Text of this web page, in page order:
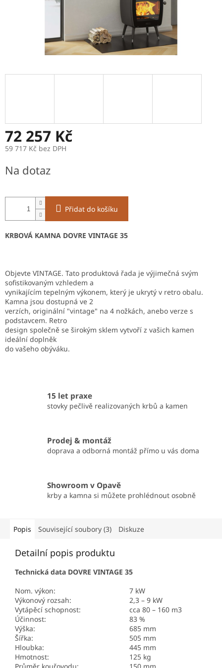
72 257 Kč
59 717 Kč bez DPH
cena:
Na dotaz
Přidat do košíku
KRBOVÁ KAMNA DOVRE VINTAGE 35
Objevte VINTAGE. Tato produktová řada je výjimečná svým
sofistikovaným vzhledem a
vynikajícím tepelným výkonem, který je ukrytý v retro obalu.
Kamna jsou dostupná ve 2
verzích, originální "vintage" na 4 nožkách, anebo verze s
podstavcem. Retro
design společně se širokým sklem vytvoří z vašich kamen
ideální doplněk
do vašeho obýváku.
15 let praxe
stovky pečlivě realizovaných krbů a kamen
Prodej & montáž
doprava a odborná montáž přímo u vás doma
Showroom v Opavě
krby a kamna si můžete prohlédnout osobně
Popis Související soubory (3) Diskuze
Detailní popis produktu
Technická data DOVRE VINTAGE 35
Nom. výkon:
7 kW
Výkonový rozsah:
2,3 – 9 kW
Vytápěcí schopnost:
cca 80 – 160 m3
Účinnost:
83 %
Výška:
685 mm
Šířka:
505 mm
Hloubka:
445 mm
Hmotnost:
125 kg